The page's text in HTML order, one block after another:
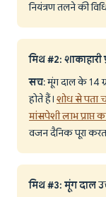
नियंत्रण तलने की
मिथ #2:
सच: मूंग दाल के 14
होते हैं। शोध से पता
मांसपेशी लाभ प्राप्त
वजन दैनिक पूरा
मिथ #3: मूंग दाल